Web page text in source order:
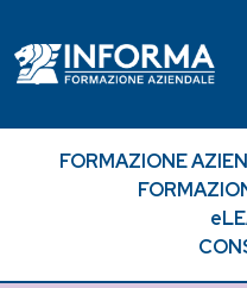
content
FORMAZIONE